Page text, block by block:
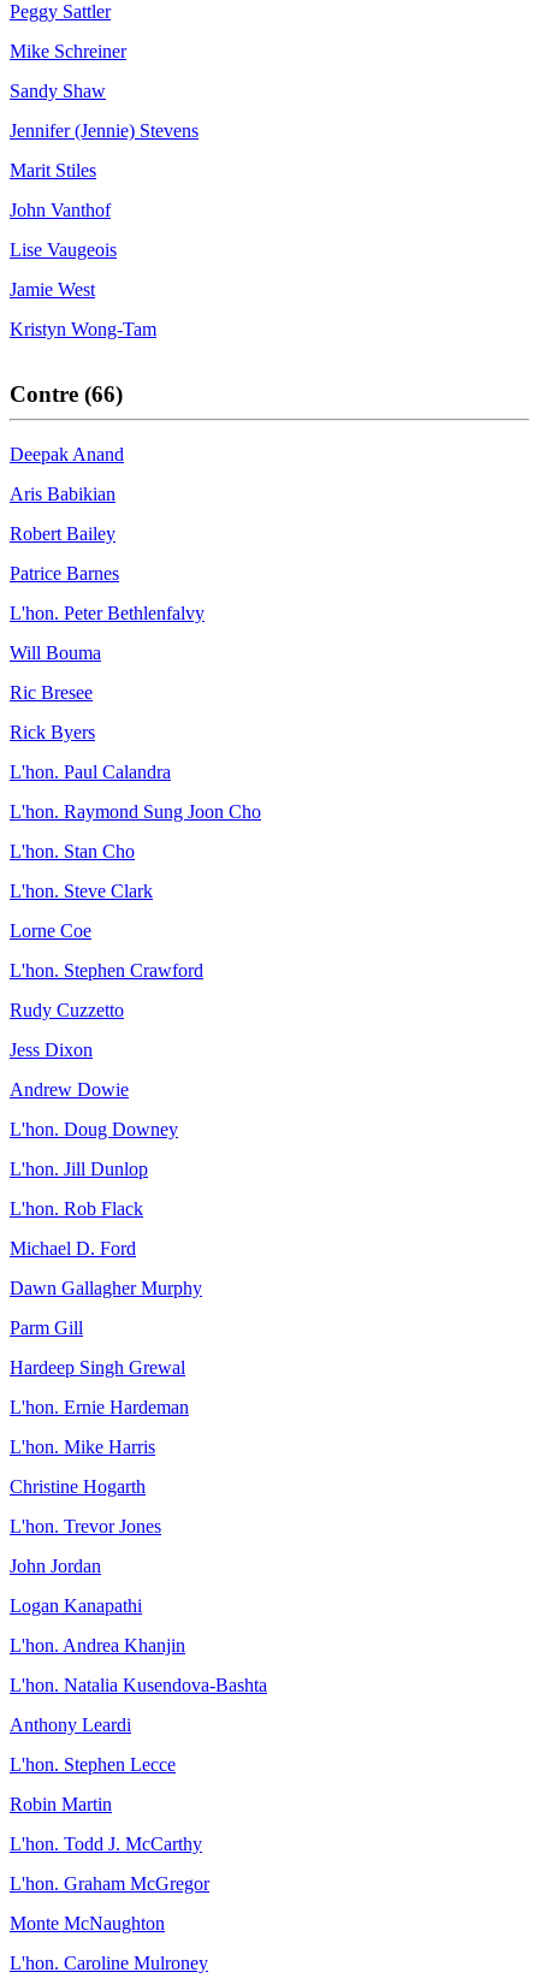
Peggy Sattler
Mike Schreiner
Sandy Shaw
Jennifer (Jennie) Stevens
Marit Stiles
John Vanthof
Lise Vaugeois
Jamie West
Kristyn Wong-Tam
Contre (66)
Deepak Anand
Aris Babikian
Robert Bailey
Patrice Barnes
L'hon. Peter Bethlenfalvy
Will Bouma
Ric Bresee
Rick Byers
L'hon. Paul Calandra
L'hon. Raymond Sung Joon Cho
L'hon. Stan Cho
L'hon. Steve Clark
Lorne Coe
L'hon. Stephen Crawford
Rudy Cuzzetto
Jess Dixon
Andrew Dowie
L'hon. Doug Downey
L'hon. Jill Dunlop
L'hon. Rob Flack
Michael D. Ford
Dawn Gallagher Murphy
Parm Gill
Hardeep Singh Grewal
L'hon. Ernie Hardeman
L'hon. Mike Harris
Christine Hogarth
L'hon. Trevor Jones
John Jordan
Logan Kanapathi
L'hon. Andrea Khanjin
L'hon. Natalia Kusendova-Bashta
Anthony Leardi
L'hon. Stephen Lecce
Robin Martin
L'hon. Todd J. McCarthy
L'hon. Graham McGregor
Monte McNaughton
L'hon. Caroline Mulroney